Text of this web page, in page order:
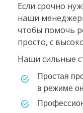
Если срочно
наши
чтобы помочь
просто, с
Наши сильные
простая процедура оформления заявки
в режиме